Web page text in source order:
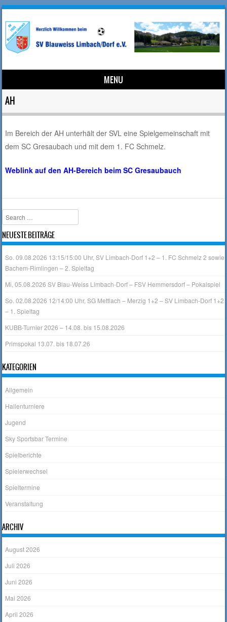
MENU
Skip to content
AH
Im Bereich der AH unterhält der SVL eine Spielgemeinschaft mit
dem SC Gresaubach und mit dem 1. FC Schmelz.
Weblink auf den AH-Bereich beim SC Gresaubauch
Search
NEUESTE BEITRÄGE
So. 09.08.2026 13:15/15:00 Uhr, SV Limbach-Dorf 1+2 – 1. FC Schmelz 2 sowie
Bachem-Rimlingen – 2. Spieltag
Mi, 05.08.2026 SV Blau-Weiss Limbach-Dorf – FSV Hemmersdorf – Pokalspiel
So. 02.08.2026 12/14:00 Uhr, SG Mettlach – Merzig 1+2 – SV Limbach-Dorf 1+2
– 1. Spieltag
KUBB-Turnier 2026 – 14.08. bis 15.08.2026
Primspokal 13.07. bis 18.07.26
KATEGORIEN
Allgemein
Hallenturniere
Jugend
Sky Sportsbar Termine
Spielberichte
Spielerwechsel
Spieltermine
Veranstaltung
ARCHIV
August 2026
Juli 2026
Juni 2026
Mai 2026
April 2026